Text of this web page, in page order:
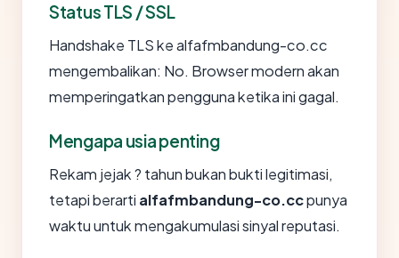
Status TLS / SSL
Handshake TLS ke alfafmbandung-co.cc
mengembalikan: No. Browser modern akan
memperingatkan pengguna ketika ini gagal.
Mengapa usia penting
Rekam jejak ? tahun bukan bukti legitimasi,
tetapi berarti alfafmbandung-co.ccpunya
waktu untuk mengakumulasi sinyal reputasi.